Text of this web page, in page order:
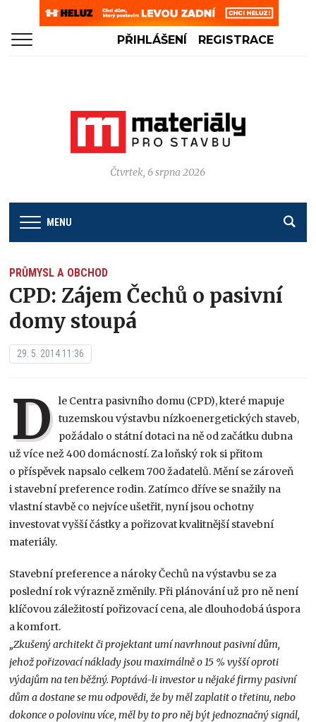
PŘIHLÁŠENÍ REGISTRACE
Čtvrtek, 6 srpna 2026
MENU
PRŮMYSL A OBCHOD
CPD: Zájem Čechů o pasivní
domy stoupá
29. 5. 2014 11:36
D le Centra pasivního domu (CPD), které mapuje
tuzemskou výstavbu nízkoenergetických staveb,
požádalo o státní dotaci na ně od začátku dubna
už více než 400 domácností. Za loňský rok si přitom
o příspěvek napsalo celkem 700 žadatelů. Mění se zároveň
i stavební preference rodin. Zatímco dříve se snažily na
vlastní stavbě co nejvíce ušetřit, nyní jsou ochotny
investovat vyšší částky a pořizovat kvalitnější stavební
materiály.
Stavební preference a nároky Čechů na výstavbu se za
poslední rok výrazně změnily. Při plánování už pro ně není
klíčovou záležitostí pořizovací cena, ale dlouhodobá úspora
a komfort.
„Zkušený architekt či projektant umí navrhnout pasivní dům,
jehož pořizovací náklady jsou maximálně o 15 % vyšší oproti
výdajům na ten běžný. Poptává-li investor u nějaké firmy pasivní
dům a dostane se mu odpovědi, že by měl zaplatit o třetinu, nebo
dokonce o polovinu více, měl by to pro něj být jednoznačný signál,